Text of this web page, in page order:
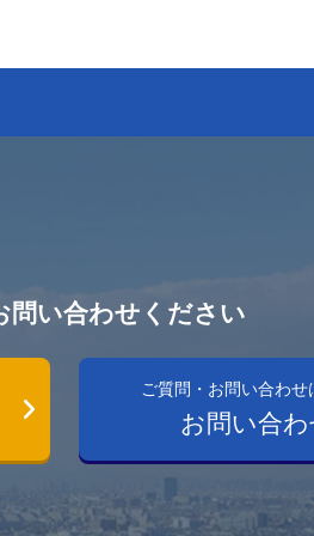
問い合わせください
ご質問・お問い合わせ
お問い合わ